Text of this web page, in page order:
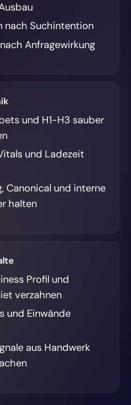
nach Suchintention
Anfragewirkung
und H1-H3 sauber
und Ladezeit
Canonical und interne
halten
Profil und
verzahnen
und Einwände
aus Handwerk